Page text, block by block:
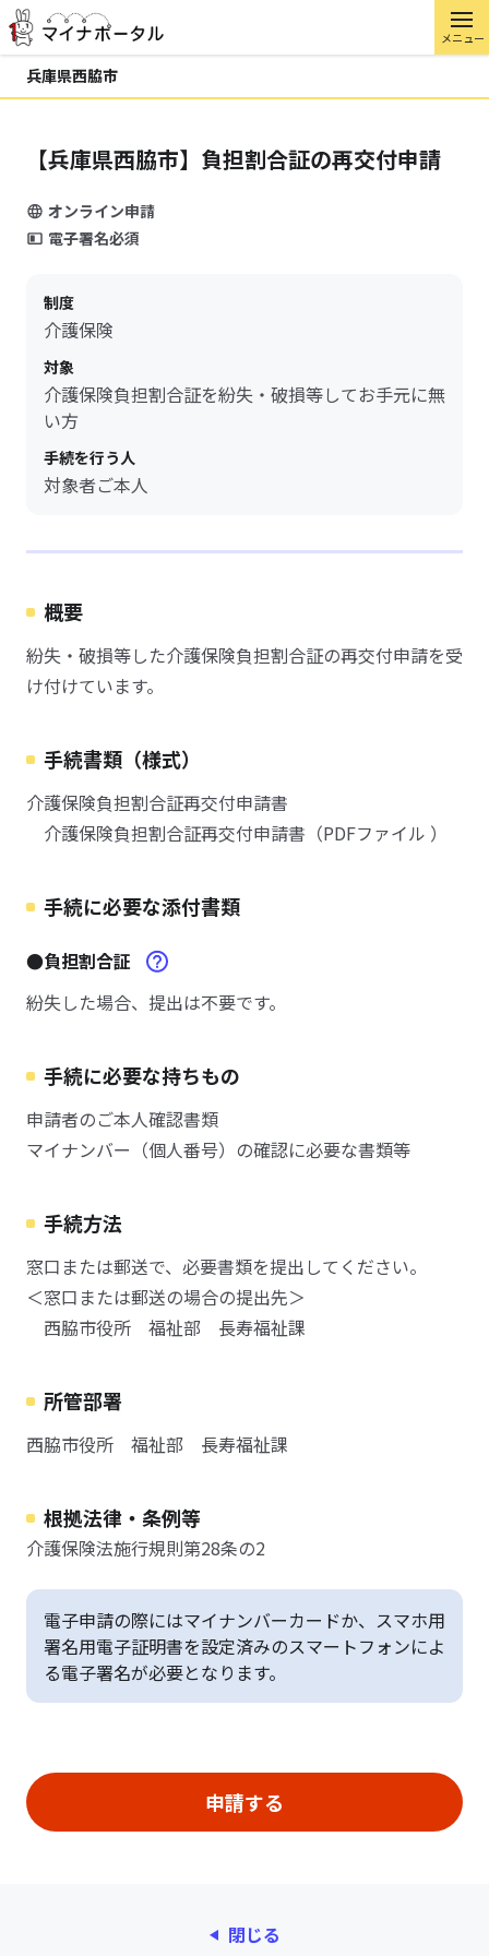
メニュー
兵庫県西脇市
【兵庫県西脇市】負担割合証の再交付申請
オンライン申請
電子署名必須
制度
介護保険
対象
介護保険負担割合証を紛失・破損等してお手元に無
い方
手続を行う人
対象者ご本人
概要
紛失・破損等した介護保険負担割合証の再交付申請を受
け付けています。
手続書類（様式）
介護保険負担割合証再交付申請書
介護保険負担割合証再交付申請書（PDFファイル ）
手続に必要な添付書類
●負担割合証
紛失した場合、提出は不要です。
手続に必要な持ちもの
申請者のご本人確認書類
マイナンバー（個人番号）の確認に必要な書類等
手続方法
窓口または郵送で、必要書類を提出してください。
＜窓口または郵送の場合の提出先＞
西脇市役所 福祉部 長寿福祉課
所管部署
西脇市役所 福祉部 長寿福祉課
根拠法律・条例等
介護保険法施行規則第28条の2
電子申請の際にはマイナンバーカードか、スマホ用
署名用電子証明書を設定済みのスマートフォンによ
る電子署名が必要となります。
閉じる